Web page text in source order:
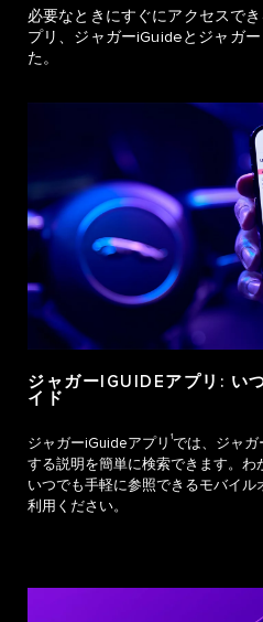
必要なときにすぐにアクセスで
プリ、ジャガーiGuideとジャガー
た。
ジャガーIGUIDEアプリ: い
イド
ジャガーiGuideアプリ 1では、ジャガ
する説明を簡単に検索できます。わ
いつでも手軽に参照できるモバイ
利用ください。